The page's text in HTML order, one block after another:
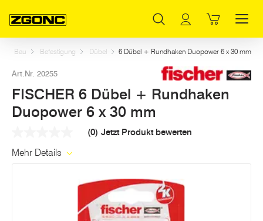
Bau Befestigung Dübel 6 Dübel + Rundhaken Duopower 6 x 30 mm
Art.Nr. 20255
FISCHER 6 Dübel + Rundhaken
Duopower 6 x 30 mm
Link
(0) Jetzt Produkt bewerten
Mehr Details